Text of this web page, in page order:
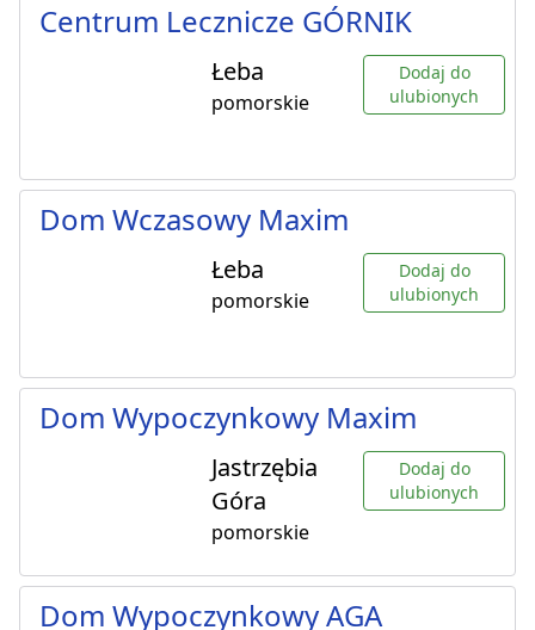
Centrum Lecznicze GÓRNIK
Łeba
pomorskie
Dodaj do
ulubionych
Dom Wczasowy Maxim
Łeba
pomorskie
Dodaj do
ulubionych
Dom Wypoczynkowy Maxim
Jastrzębia
Góra
pomorskie
Dodaj do
ulubionych
Dom Wypoczynkowy AGA